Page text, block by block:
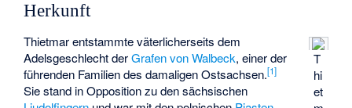
Herkunft
T
hi
et
Thietmar entstammte väterlicherseits dem
Adelsgeschlecht derGrafen von Walbeck, einer der
führenden Familien des damaligen Ostsachsen.[1]
Sie stand in Opposition zu den sächsischen